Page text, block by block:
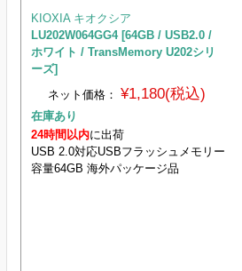
KIOXIA キオクシア
LU202W064GG4 [64GB / USB2.0 /
ホワイト / TransMemory U202シリ
ーズ]
ネット価格： ¥1,180(税込)
在庫あり
24時間以内に出荷
USB 2.0対応USBフラッシュメモリー
容量64GB 海外パッケージ品